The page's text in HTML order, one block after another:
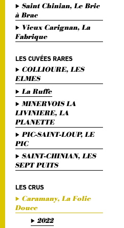
Saint Chinian, Le Bric
à Brac
Vieux Carignan, La
Fabrique
LES CUVÉES RARES
COLLIOURE, LES
ELMES
La Ruffe
MINERVOIS LA
LIVINIERE, LA
PLANETTE
PIC-SAINT-LOUP, LE
PIC
SAINT-CHINIAN, LES
SEPT PUITS
LES CRUS
Caramany, La Folie
Douce
2022